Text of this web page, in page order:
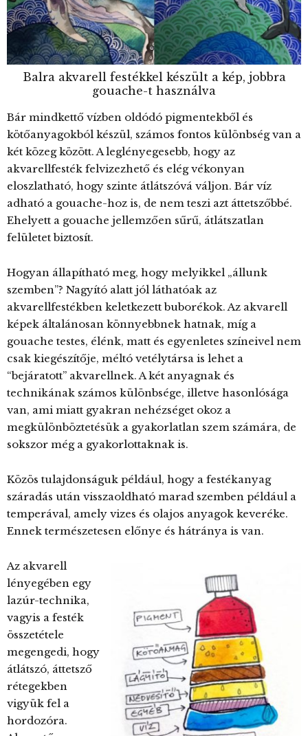
Balra akvarell festékkel készült a kép, jobbra
gouache-t használva
Bár mindkettő vízben oldódó pigmentekből és
kötőanyagokból készül, számos fontos különbség van a
két közeg között. A leglényegesebb, hogy az
akvarellfesték felvizezhető és elég vékonyan
eloszlatható, hogy szinte átlátszóvá váljon. Bár víz
adható a gouache-hoz is, de nem teszi azt áttetszőbbé.
Ehelyett a gouache jellemzően sűrű, átlátszatlan
felületet biztosít.
Hogyan állapítható meg, hogy melyikkel „állunk
szemben”? Nagyító alatt jól láthatóak az
akvarellfestékben keletkezett buborékok. Az akvarell
képek általánosan könnyebbnek hatnak, míg a
gouache testes, élénk, matt és egyenletes színeivel nem
csak kiegészítője, méltó vetélytársa is lehet a
“bejáratott” akvarellnek. A két anyagnak és
technikának számos különbsége, illetve hasonlósága
van, ami miatt gyakran nehézséget okoz a
megkülönböztetésük a gyakorlatlan szem számára, de
sokszor még a gyakorlottaknak is.
Közös tulajdonságuk például, hogy a festékanyag
száradás után visszaoldható marad szemben például a
temperával, amely vizes és olajos anyagok keveréke.
Ennek természetesen előnye és hátránya is van.
Az akvarell
lényegében egy
lazúr-technika,
vagyis a festék
összetétele
megengedi, hogy
átlátszó, áttetsző
rétegekben
vigyük fel a
hordozóra.